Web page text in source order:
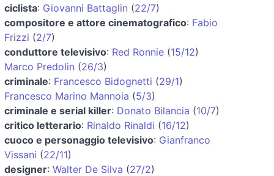
ciclista: Giovanni Battaglin (22/7)
compositore e attore cinematografico: Fabio
Frizzi (2/7)
conduttore televisivo: Red Ronnie (15/12)
Marco Predolin (26/3)
criminale: Francesco Bidognetti (29/1)
Francesco Marino Mannoia (5/3)
criminale e serial killer: Donato Bilancia (10/7)
critico letterario: Rinaldo Rinaldi (16/12)
cuoco e personaggio televisivo: Gianfranco
Vissani (22/11)
designer: Walter De Silva (27/2)